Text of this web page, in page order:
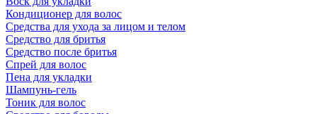
Кондиционер для волос
Средства для ухода за лицом и телом
Средство для бритья
Средство после бритья
Спрей для волос
Пена для укладки
Шампунь-гель
Тоник для волос